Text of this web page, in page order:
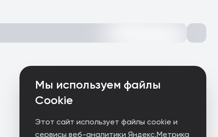
Мы используем файлы
Cookie
Этот сайт использует файлы cookie и
сервисы веб-аналитики Яндекс.Метрика